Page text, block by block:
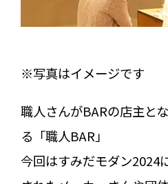
※写真はイメージです
職人さんがBARの店主と
る「職人BAR」
今回はすみだモダン2024